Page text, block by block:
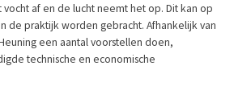
vocht af en de lucht neemt het op. Dit kan op
de praktijk worden gebracht. Afhankelijk van
een aantal voorstellen doen,
technische en economische